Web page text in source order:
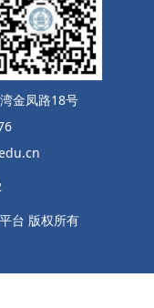
金凤路18号
台 版权所有